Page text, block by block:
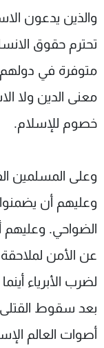
والذين يدعون
تحترم حقوق
متوفرة في دولهم.
معنى الدين ولا
خصوم للإسلام.
وعلى المسلمين
وعليهم أن
الضواحي. وعليهم
عن الأمن
لضرب الأبرياء
بعد سقوط
أصوات العالم